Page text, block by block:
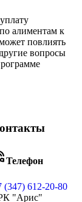
алиментам к
повлиять
вопросы
Телефон
(347) 612-20-80
"Арис"